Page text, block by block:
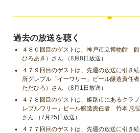
過去の放送を聴く
４８０回目のゲストは、神戸市立博物
ひろあき）さん （8月8日放送）
４７９回目のゲストは、先週の放送に引き
所グレブル「イーワリー」ビール醸造責任
ただひろ）さん （8月1日放送）
４７８回目のゲストは、姫路市にあるクラ
レブルワリー」ビール醸造責任者 竹本 忠弘
さん （7月25日放送）
４７７回目のゲストは、先週の放送に引き